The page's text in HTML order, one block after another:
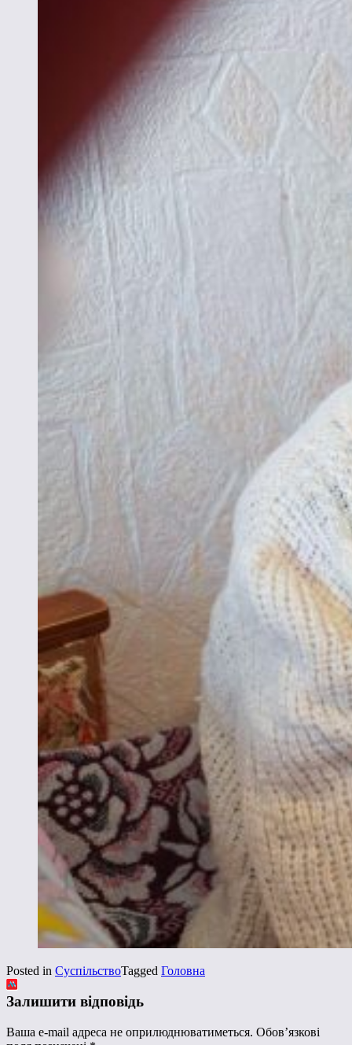
Posted in СуспільствоTagged Головна
Залишити відповідь
Ваша e-mail адреса не оприлюднюватиметься. Обов’язкові